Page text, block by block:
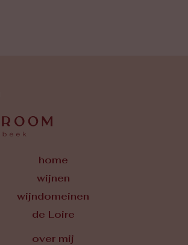
home
wijnen
wijndomeinen
de Loire
over mij